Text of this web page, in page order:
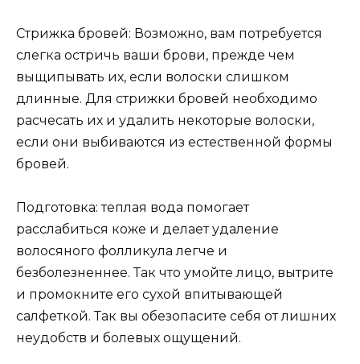
Стрижка бровей: Возможно, вам потребуется
слегка остричь ваши брови, прежде чем
выщипывать их, если волоски слишком
длинные. Для стрижки бровей необходимо
расчесать их и удалить некоторые волоски,
если они выбиваются из естественной формы
бровей.
Подготовка: теплая вода помогает
расслабиться коже и делает удаление
волосяного фолликула легче и
безболезненнее. Так что умойте лицо, вытрите
и промокните его сухой впитывающей
салфеткой. Так вы обезопасите себя от лишних
неудобств и болевых ощущений.